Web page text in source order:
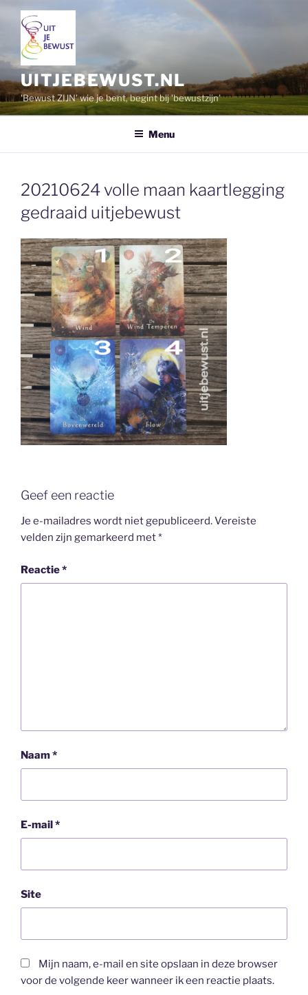
inhoud
UITJEBEWUST.NL
'Bewust ZIJN' wie je bent, begint bij 'bewustzijn'
Menu
20210624 volle maan kaartlegging
gedraaid uitjebewust
Geef een reactie
Je e-mailadres wordt niet gepubliceerd.Vereiste
velden zijn gemarkeerd met*
Reactie*
Naam*
E-mail*
Site
Mijn naam, e-mail en site opslaan in deze browser
voor de volgende keer wanneer ik een reactie plaats.